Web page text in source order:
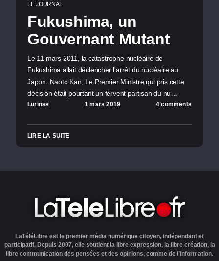
LE JOURNAL
Fukushima, un
Gouvernant Mutant
Le 11 mars 2011, la catastrophe nucléaire de
Fukushima allait déclencher l'arrêt du nucléaire au
Japon. Naoto Kan, Le Premier Ministre qui pris cette
décision était pourtant un fervent partisan du nu…
Lurinas 1 mars 2019 4 comments
LIRE LA SUITE
LaTéléLibre est le premier média numérique citoyen, indépendant et
participatif. Depuis 2007, elle soutient la libre expression, la libre création, la
libre communication des pensées et des opinions, comme de l’information.